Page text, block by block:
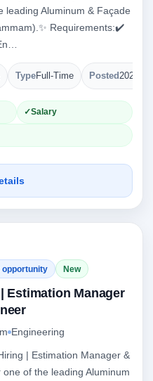
leading Aluminum & Façade
Requirements:✔️
TypeFull-Time Posted2026-
Salary
opportunity New
Estimation Manager
Engineering
| Estimation Manager &
of the leading Aluminum